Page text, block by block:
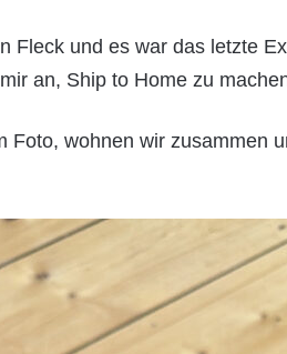
Fleck und es war das letzte
an, Ship to Home zu
Foto, wohnen wir zusammen